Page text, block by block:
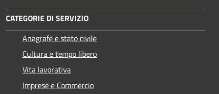
CATEGORIE DI SERVIZIO
Anagrafe e stato civile
Cultura e tempo libero
Vita lavorativa
Imprese e Commercio